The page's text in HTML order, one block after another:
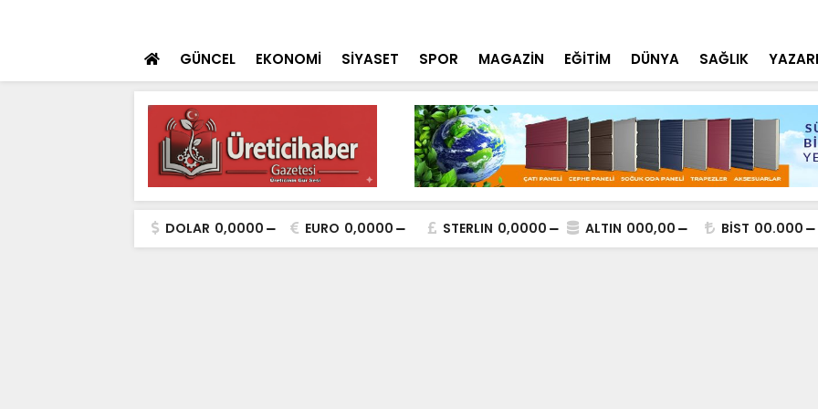
GÜNCEL EKONOMİ SİYASET SPOR MAGAZİN EĞİTİM DÜNYA SAĞLIK
DOLAR 0,0000 EURO 0,0000 STERLIN 0,0000 ALTIN 000,00 BİST 00.000